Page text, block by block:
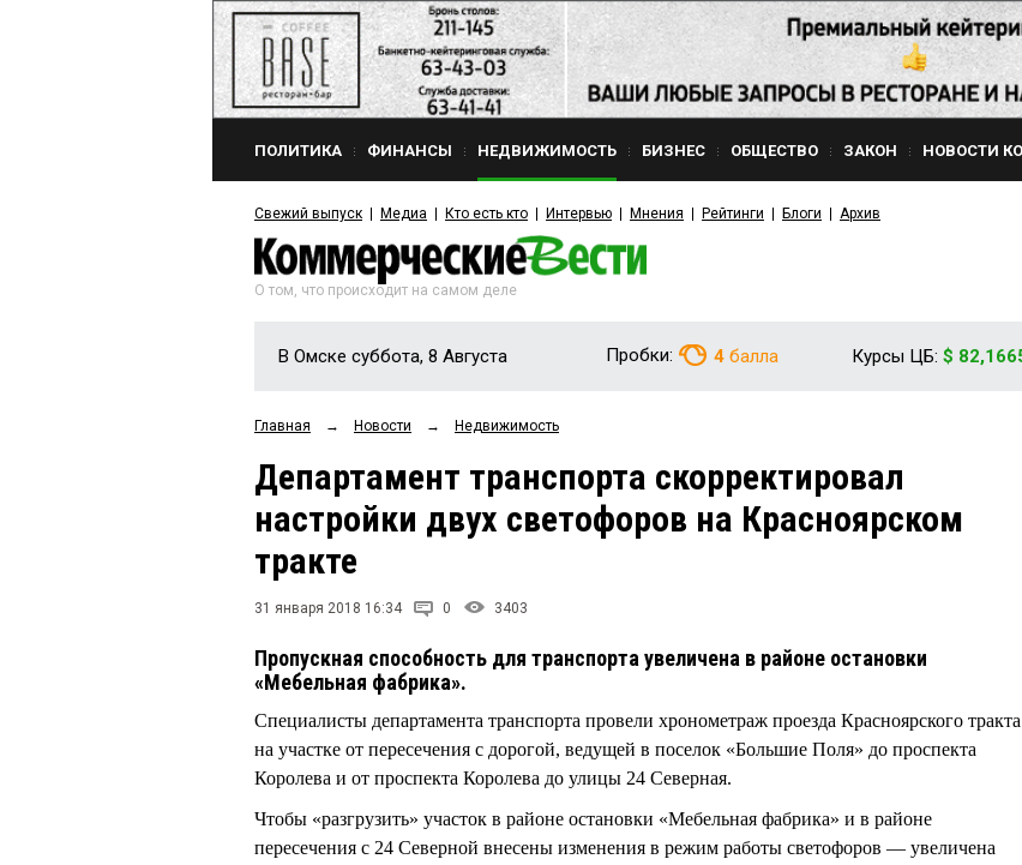
ПОЛИТИКА ФИНАНСЫ НЕДВИЖИМОСТЬ БИЗНЕС ОБЩЕСТВО ЗАКОН НОВОСТИ
Свежий выпуск Медиа Кто есть кто Интервью Мнения Рейтинги Блоги Архив
О том, что происходит на самом деле
В Омске суббота, 8 Августа Пробки: 4 балла Курсы ЦБ: $
Главная → Новости → Недвижимость
Департамент транспорта скорректировал
настройки двух светофоров на Красноярском
тракте
31 января 2018 16:34 0 3403
Пропускная способность для транспорта увеличена в районе остановки
«Мебельная фабрика».
Специалисты департамента транспорта провели хронометраж проезда Красноярского тракта
на участке от пересечения с дорогой, ведущей в поселок «Большие Поля» до проспекта
Королева и от проспекта Королева до улицы 24 Северная.
Чтобы «разгрузить» участок в районе остановки «Мебельная фабрика» и в районе
пересечения с 24 Северной внесены изменения в режим работы светофоров — увеличена